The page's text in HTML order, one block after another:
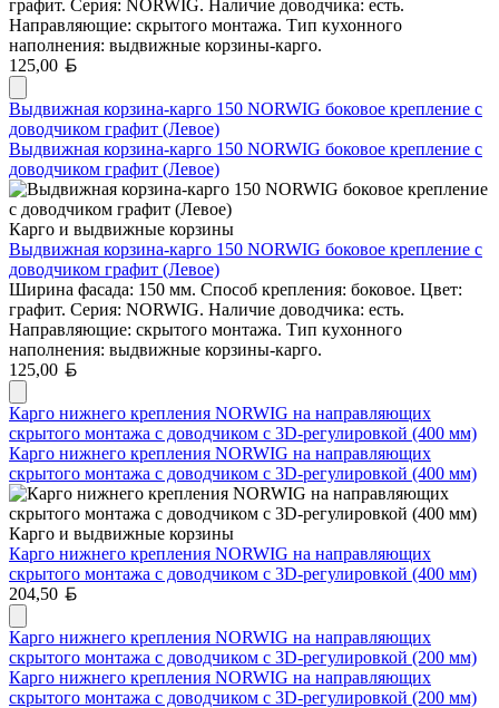
графит. Серия: NORWIG. Наличие доводчика: есть.
Направляющие: скрытого монтажа. Тип кухонного
наполнения: выдвижные корзины-карго.
125,00
Выдвижная корзина-карго 150 NORWIG боковое крепление с
доводчиком графит (Левое)
Выдвижная корзина-карго 150 NORWIG боковое крепление с
доводчиком графит (Левое)
Карго и выдвижные корзины
Выдвижная корзина-карго 150 NORWIG боковое крепление с
доводчиком графит (Левое)
Ширина фасада: 150 мм. Способ крепления: боковое. Цвет:
графит. Серия: NORWIG. Наличие доводчика: есть.
Направляющие: скрытого монтажа. Тип кухонного
наполнения: выдвижные корзины-карго.
125,00
Карго нижнего крепления NORWIG на направляющих
скрытого монтажа с доводчиком с 3D-регулировкой (400 мм)
Карго нижнего крепления NORWIG на направляющих
скрытого монтажа с доводчиком с 3D-регулировкой (400 мм)
Карго и выдвижные корзины
Карго нижнего крепления NORWIG на направляющих
скрытого монтажа с доводчиком с 3D-регулировкой (400 мм)
204,50
Карго нижнего крепления NORWIG на направляющих
скрытого монтажа с доводчиком с 3D-регулировкой (200 мм)
Карго нижнего крепления NORWIG на направляющих
скрытого монтажа с доводчиком с 3D-регулировкой (200 мм)